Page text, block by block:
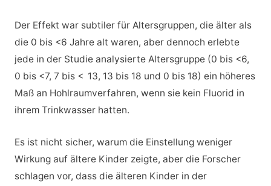
Der Effekt war subtiler für Altersgruppen, die älter als
die 0 bis <6 Jahre alt waren, aber dennoch erlebte
jede in der Studie analysierte Altersgruppe (0 bis <6,
0 bis <7, 7 bis < 13, 13 bis 18 und 0 bis 18) ein höheres
Maß an Hohlraumverfahren, wenn sie kein Fluorid in
ihrem Trinkwasser hatten.
Es ist nicht sicher, warum die Einstellung weniger
Wirkung auf ältere Kinder zeigte, aber die Forscher
schlagen vor, dass die älteren Kinder in der